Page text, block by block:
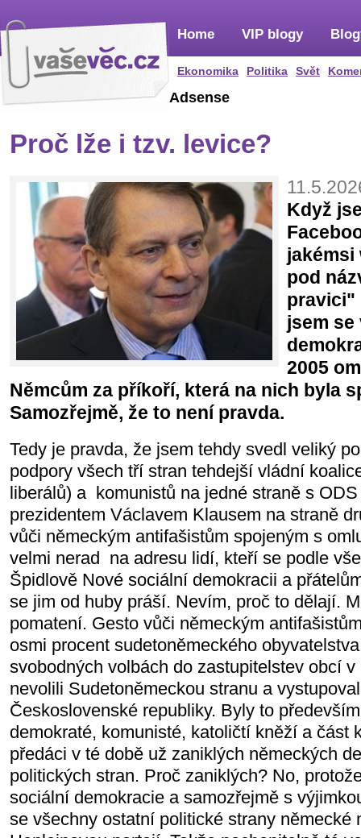
Home
Ekonomika Politika Svět
VIP blogy
Adsense
Proč lže i tzv. levice?
Když
jakémsi
pod
pravici"
jsem se
2005
Němcům za příkoří, která na nich byla
Samozřejmě, že to není pravda.
Tedy je pravda, že jsem tehdy svedl veliký
podpory všech tří stran tehdejší vládní
liberálů) a komunistů na jedné straně s
prezidentem Václavem Klausem na straně
vůči německým antifašistům spojeným s
velmi nerad na adresu lidí, kteří se podle
Špidlově Nové sociální demokracii a
se jim od huby práší. Nevím, proč to dělají.
pomatení. Gesto vůči německým
osmi procent sudetoněmeckého
svobodných volbách do zastupitelstev obcí
nevolili Sudetoněmeckou stranu a
Československé republiky. Byly to
demokraté, komunisté, katoličtí kněží a část
předáci v té době už zaniklých německých
politických stran. Proč zaniklých? No,
sociální demokracie a samozřejmě s
se všechny ostatní politické strany německé